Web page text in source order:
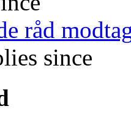
råd
since